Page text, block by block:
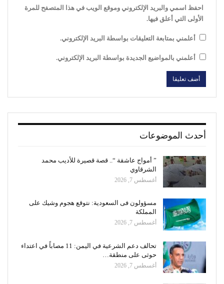
احفظ اسمي والبريد الإلكتروني وموقع الويب في هذا المتصفح للمرة
الأولى التي أعلق فيها.
أعلمني بمتابعة التعليقات بواسطة البريد الإلكتروني.
أعلمني بالمواضيع الجديدة بواسطة البريد الإلكتروني.
أحدث الموضوعات
” أمواج عاشقة “.. قصة قصيرة للأديب محمد
الشرقاوي
أغسطس 7, 2026
مسؤولون فى السعودية: نتوقع هجوم وشيك على
المملكة
أغسطس 7, 2026
تحالف دعم الشرعية في اليمن: 11 مصاباً في اعتداء
حوثى على منطقة…
أغسطس 7, 2026